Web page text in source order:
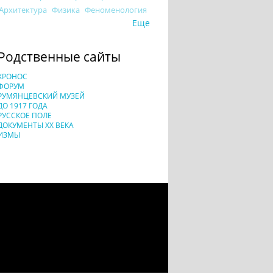
Физика Феноменология
Еще
сайты
МУЗЕЙ
1917 ГОДА
ПОЛЕ
XX ВЕКА